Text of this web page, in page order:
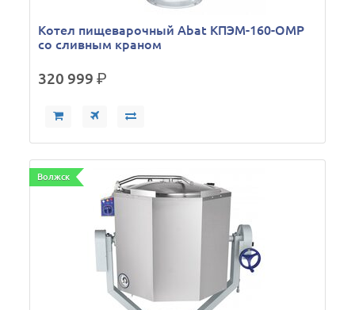
Котел пищеварочный Abat КПЭМ-160-ОМР
со сливным краном
320 999р.
Волжск